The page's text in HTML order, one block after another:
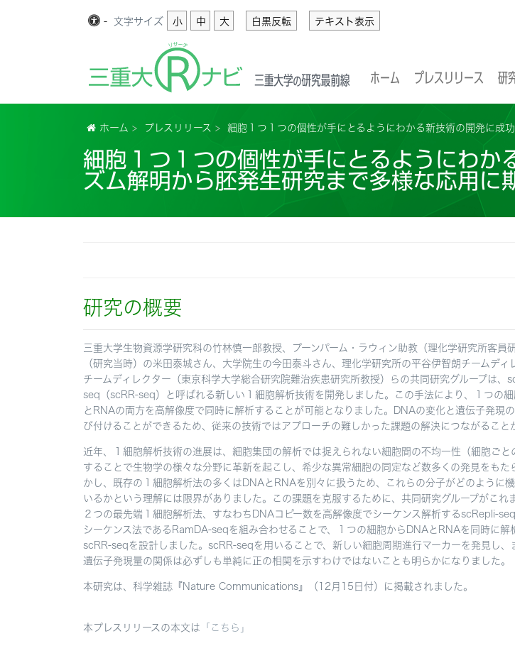
- 文字サイズ 小 中 大 白黒反転 テキスト表示
ホーム プレスリリース 研
ホーム プレスリリース 細胞１つ１つの個性が手にとるようにわかる新技術の開発に成
細胞１つ１つの個性が手にとるようにわ
ズム解明から胚発生研究まで多様な応用
研究の概要
三重大学生物資源学研究科の竹林慎一郎教授、プーンパーム・ラウィン助教（理化学研究所客員
（研究当時）の米田泰城さん、大学院生の今田泰斗さん、理化学研究所の平谷伊智朗チームディ
チームディレクター（東京科学大学総合研究院難治疾患研究所教授）らの共同研究グループは、
seq（scRR-seq）と呼ばれる新しい１細胞解析技術を開発しました。この手法により、１つの細
とRNAの両方を高解像度で同時に解析することが可能となりました。DNAの変化と遺伝子発現
び付けることができるため、従来の技術ではアプローチの難しかった課題の解決につながること
近年、１細胞解析技術の進展は、細胞集団の解析では捉えられない細胞間の不均一性（細胞ごと
することで生物学の様々な分野に革新を起こし、希少な異常細胞の同定など数多くの発見をもた
かし、既存の１細胞解析法の多くはDNAとRNAを別々に扱うため、これらの分子がどのように
いるかという理解には限界がありました。この課題を克服するために、共同研究グループがこれ
２つの最先端１細胞解析法、すなわちDNAコピー数を高解像度でシーケンス解析するscRepli-
シーケンス法であるRamDA-seqを組み合わせることで、１つの細胞からDNAとRNAを同時に解
scRR-seqを設計しました。scRR-seqを用いることで、新しい細胞周期進行マーカーを発見し、
遺伝子発現量の関係は必ずしも単純に正の相関を示すわけではないことも明らかになりました。
本研究は、科学雑誌『Nature Communications』（12月15日付）に掲載されました。
本プレスリリースの本文は 「こちら」